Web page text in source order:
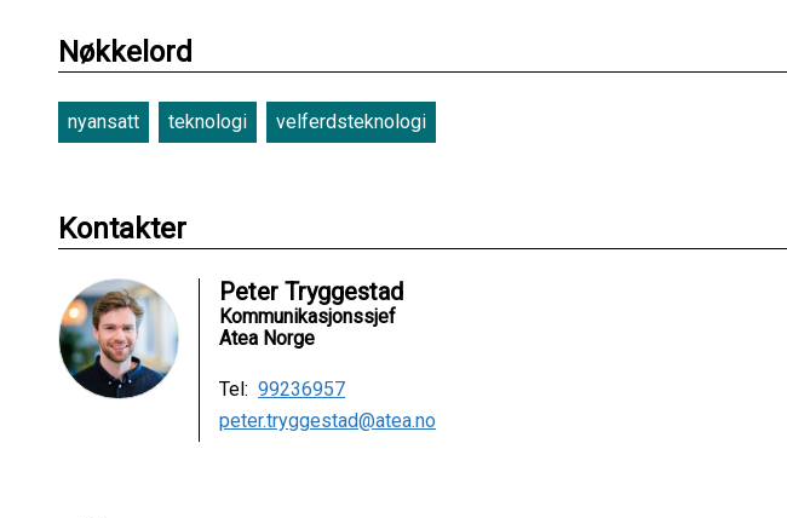
Nøkkelord
nyansatt teknologi velferdsteknologi
Kontakter
Peter Tryggestad
Kommunikasjonssjef
Atea Norge
Tel: 99236957
peter.tryggestad@atea.no